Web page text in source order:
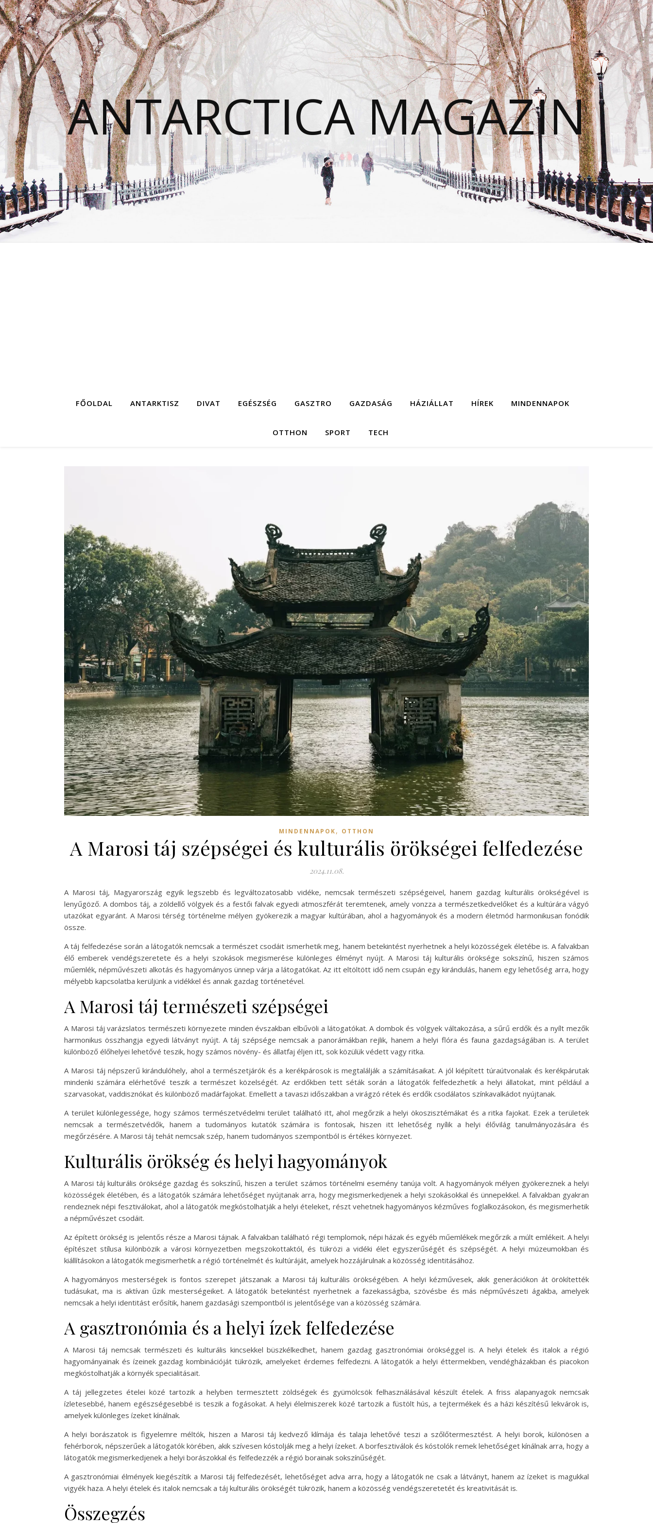
ANTARCTICA MAGAZIN
FŐOLDAL ANTARKTISZ DIVAT EGÉSZSÉG GASZTRO GAZDASÁG HÁZIÁLLAT HÍREK MINDENNAPOK
OTTHON SPORT TECH
MINDENNAPOK, OTTHON
A Marosi táj szépségei és kulturális örökségei felfedezése
2024.11.08.
A Marosi táj, Magyarország egyik legszebb és legváltozatosabb vidéke, nemcsak természeti szépségeivel, hanem gazdag kulturális örökségével is
lenyűgöző. A dombos táj, a zöldellő völgyek és a festői falvak egyedi atmoszférát teremtenek, amely vonzza a természetkedvelőket és a kultúrára vágyó
utazókat egyaránt. A Marosi térség történelme mélyen gyökerezik a magyar kultúrában, ahol a hagyományok és a modern életmód harmonikusan fonódik
össze.
A táj felfedezése során a látogatók nemcsak a természet csodáit ismerhetik meg, hanem betekintést nyerhetnek a helyi közösségek életébe is. A falvakban
élő emberek vendégszeretete és a helyi szokások megismerése különleges élményt nyújt. A Marosi táj kulturális öröksége sokszínű, hiszen számos
műemlék, népművészeti alkotás és hagyományos ünnep várja a látogatókat. Az itt eltöltött idő nem csupán egy kirándulás, hanem egy lehetőség arra, hogy
mélyebb kapcsolatba kerüljünk a vidékkel és annak gazdag történetével.
A Marosi táj természeti szépségei
A Marosi táj varázslatos természeti környezete minden évszakban elbűvöli a látogatókat. A dombok és völgyek váltakozása, a sűrű erdők és a nyílt mezők
harmonikus összhangja egyedi látványt nyújt. A táj szépsége nemcsak a panorámákban rejlik, hanem a helyi flóra és fauna gazdagságában is. A terület
különböző élőhelyei lehetővé teszik, hogy számos növény- és állatfaj éljen itt, sok közülük védett vagy ritka.
A Marosi táj népszerű kirándulóhely, ahol a természetjárók és a kerékpárosok is megtalálják a számításaikat. A jól kiépített túraútvonalak és kerékpárutak
mindenki számára elérhetővé teszik a természet közelségét. Az erdőkben tett séták során a látogatók felfedezhetik a helyi állatokat, mint például a
szarvasokat, vaddisznókat és különböző madárfajokat. Emellett a tavaszi időszakban a virágzó rétek és erdők csodálatos színkavalkádot nyújtanak.
A terület különlegessége, hogy számos természetvédelmi terület található itt, ahol megőrzik a helyi ökoszisztémákat és a ritka fajokat. Ezek a területek
nemcsak a természetvédők, hanem a tudományos kutatók számára is fontosak, hiszen itt lehetőség nyílik a helyi élővilág tanulmányozására és
megőrzésére. A Marosi táj tehát nemcsak szép, hanem tudományos szempontból is értékes környezet.
Kulturális örökség és helyi hagyományok
A Marosi táj kulturális öröksége gazdag és sokszínű, hiszen a terület számos történelmi esemény tanúja volt. A hagyományok mélyen gyökereznek a helyi
közösségek életében, és a látogatók számára lehetőséget nyújtanak arra, hogy megismerkedjenek a helyi szokásokkal és ünnepekkel. A falvakban gyakran
rendeznek népi fesztiválokat, ahol a látogatók megkóstolhatják a helyi ételeket, részt vehetnek hagyományos kézműves foglalkozásokon, és megismerhetik
a népművészet csodáit.
Az épített örökség is jelentős része a Marosi tájnak. A falvakban található régi templomok, népi házak és egyéb műemlékek megőrzik a múlt emlékeit. A helyi
építészet stílusa különbözik a városi környezetben megszokottaktól, és tükrözi a vidéki élet egyszerűségét és szépségét. A helyi múzeumokban és
kiállításokon a látogatók megismerhetik a régió történelmét és kultúráját, amelyek hozzájárulnak a közösség identitásához.
A hagyományos mesterségek is fontos szerepet játszanak a Marosi táj kulturális örökségében. A helyi kézművesek, akik generációkon át örökítették
tudásukat, ma is aktívan űzik mesterségeiket. A látogatók betekintést nyerhetnek a fazekasságba, szövésbe és más népművészeti ágakba, amelyek
nemcsak a helyi identitást erősítik, hanem gazdasági szempontból is jelentősége van a közösség számára.
A gasztronómia és a helyi ízek felfedezése
A Marosi táj nemcsak természeti és kulturális kincsekkel büszkélkedhet, hanem gazdag gasztronómiai örökséggel is. A helyi ételek és italok a régió
hagyományainak és ízeinek gazdag kombinációját tükrözik, amelyeket érdemes felfedezni. A látogatók a helyi éttermekben, vendégházakban és piacokon
megkóstolhatják a környék specialitásait.
A táj jellegzetes ételei közé tartozik a helyben termesztett zöldségek és gyümölcsök felhasználásával készült ételek. A friss alapanyagok nemcsak
ízletesebbé, hanem egészségesebbé is teszik a fogásokat. A helyi élelmiszerek közé tartozik a füstölt hús, a tejtermékek és a házi készítésű lekvárok is,
amelyek különleges ízeket kínálnak.
A helyi borászatok is figyelemre méltók, hiszen a Marosi táj kedvező klímája és talaja lehetővé teszi a szőlőtermesztést. A helyi borok, különösen a
fehérborok, népszerűek a látogatók körében, akik szívesen kóstolják meg a helyi ízeket. A borfesztiválok és kóstolók remek lehetőséget kínálnak arra, hogy a
látogatók megismerkedjenek a helyi borászokkal és felfedezzék a régió borainak sokszínűségét.
A gasztronómiai élmények kiegészítik a Marosi táj felfedezését, lehetőséget adva arra, hogy a látogatók ne csak a látványt, hanem az ízeket is magukkal
vigyék haza. A helyi ételek és italok nemcsak a táj kulturális örökségét tükrözik, hanem a közösség vendégszeretetét és kreativitását is.
Összegzés